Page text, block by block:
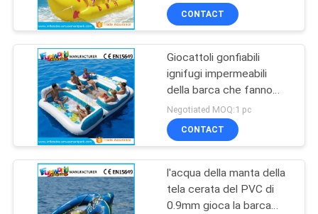
la dimensione su misura
CONTACT
Giocattoli gonfiabili
ignifugi impermeabili
della barca che fanno
galleggiare il sofà
dell'acqua per gli adulti
Negotiated MOQ:1 pc
CONTACT
l'acqua della manta della
tela cerata del PVC di
0.9mm gioca la barca